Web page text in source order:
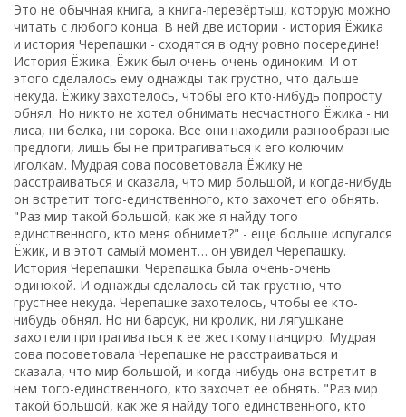
Это не обычная книга, а книга-перевёртыш, которую можно
читать с любого конца. В ней две истории - история Ёжика
и история Черепашки - сходятся в одну ровно посередине!
История Ёжика. Ёжик был очень-очень одиноким. И от
этого сделалось ему однажды так грустно, что дальше
некуда. Ёжику захотелось, чтобы его кто-нибудь попросту
обнял. Но никто не хотел обнимать несчастного Ёжика - ни
лиса, ни белка, ни сорока. Все они находили разнообразные
предлоги, лишь бы не притрагиваться к его колючим
иголкам. Мудрая сова посоветовала Ёжику не
расстраиваться и сказала, что мир большой, и когда-нибудь
он встретит того-единственного, кто захочет его обнять.
"Раз мир такой большой, как же я найду того
единственного, кто меня обнимет?" - еще больше испугался
Ёжик, и в этот самый момент… он увидел Черепашку.
История Черепашки. Черепашка была очень-очень
одинокой. И однажды cделалось ей так грустно, что
грустнее некуда. Черепашке захотелось, чтобы ее кто-
нибудь обнял. Но ни барсук, ни кролик, ни лягушкане
захотели притрагиваться к ее жесткому панцирю. Мудрая
сова посоветовала Черепашке не расстраиваться и
сказала, что мир большой, и когда-нибудь она встретит в
нем того-единственного, кто захочет ее обнять. "Раз мир
такой большой, как же я найду того единственного, кто